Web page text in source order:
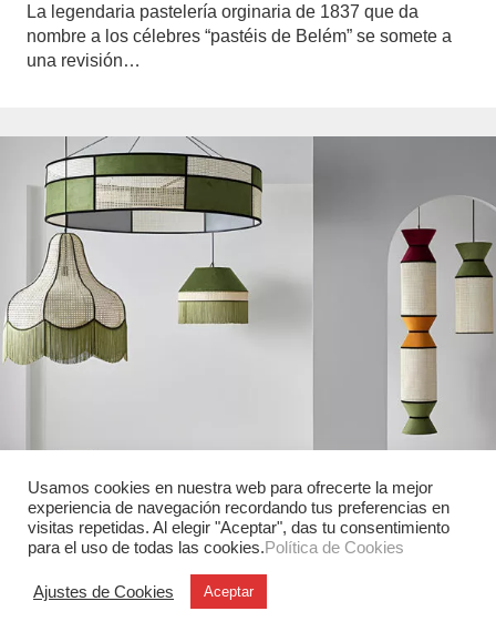
La legendaria pastelería orginaria de 1837 que da
nombre a los célebres “pastéis de Belém” se somete a
una revisión…
Artesanía
Luminarias Peralta Vidavi en Canadá
La firma española Peralta Vidavi, especializada desde
Usamos cookies en nuestra web para ofrecerte la mejor
experiencia de navegación recordando tus preferencias en
visitas repetidas. Al elegir "Aceptar", das tu consentimiento
para el uso de todas las cookies.Política de Cookies
Ajustes de Cookies Aceptar